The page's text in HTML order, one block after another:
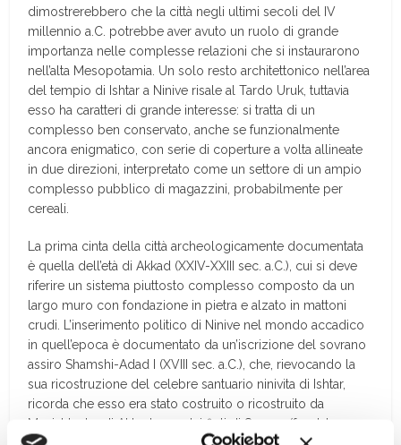
dimostrerebbero che la città negli ultimi secoli del IV
millennio a.C. potrebbe aver avuto un ruolo di grande
importanza nelle complesse relazioni che si instaurarono
nell’alta Mesopotamia. Un solo resto architettonico nell’area
del tempio di Ishtar a Ninive risale al Tardo Uruk, tuttavia
esso ha caratteri di grande interesse: si tratta di un
complesso ben conservato, anche se funzionalmente
ancora enigmatico, con serie di coperture a volta allineate
in due direzioni, interpretato come un settore di un ampio
complesso pubblico di magazzini, probabilmente per
cereali.
La prima cinta della città archeologicamente documentata
è quella dell’età di Akkad (XXIV-XXIII sec. a.C.), cui si deve
riferire un sistema piuttosto complesso composto da un
largo muro con fondazione in pietra e alzato in mattoni
crudi. L’inserimento politico di Ninive nel mondo accadico
in quell’epoca è documentato da un’iscrizione del sovrano
assiro Shamshi-Adad I (XVIII sec. a.C.), che, rievocando la
sua ricostruzione del celebre santuario ninivita di Ishtar,
ricorda che esso era stato costruito o ricostruito da
Manishtushu di Akkad, uno dei figli di Sargon (fondatore